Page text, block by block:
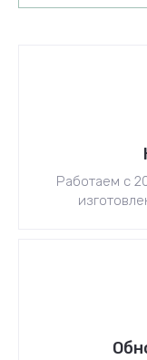
Работаем с